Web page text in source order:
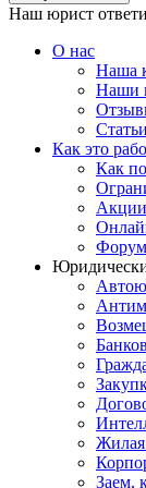
Наш юрист
О нас
Наша
Наши
Статьи
Как это
Как
Форум
Жилая
Заем,